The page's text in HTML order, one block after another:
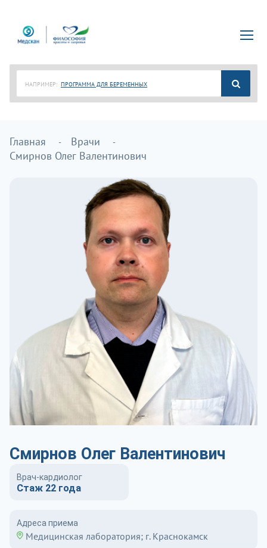
НАПРИМЕР: ПРОГРАММА ДЛЯ БЕРЕМЕННЫХ
Главная
Врачи
Смирнов Олег Валентинович
Смирнов Олег Валентинович
Врач-кардиолог
Стаж 22 года
Адреса приема
Медицинская лаборатория; г. Краснокамск